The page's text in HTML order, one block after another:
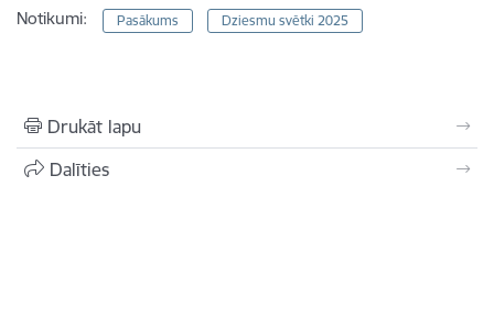
Notikumi: Pasākums Dziesmu svētki 2025
Drukāt lapu
Dalīties